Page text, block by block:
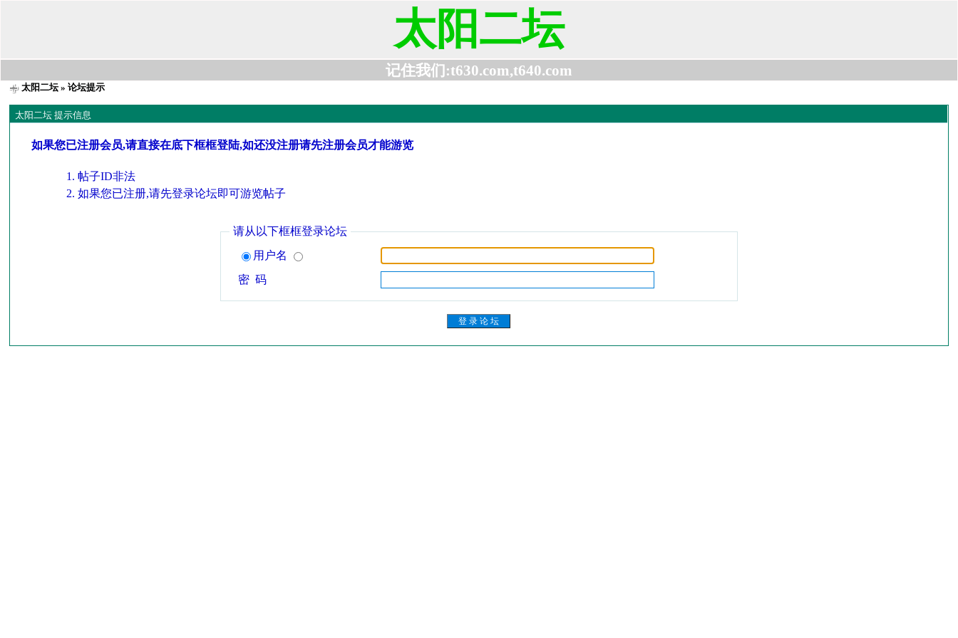
太阳二坛
记住我们:t630.com,t640.com
太阳二坛» 论坛提示
太阳二坛 提示信息
如果您已注册会员,请直接在底下框框登陆,如还没注册请先注册会员才能游览
帖子ID非法
如果您已注册,请先登录论坛即可游览帖子
请从以下框框登录论坛
用户名
密 码